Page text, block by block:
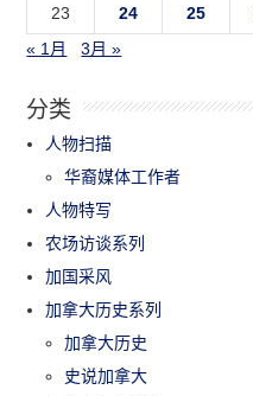
23 24 25
« 1月
3月 »
分类
人物扫描
华裔媒体工作者
人物特写
农场访谈系列
加国采风
加拿大历史系列
加拿大历史
史说加拿大